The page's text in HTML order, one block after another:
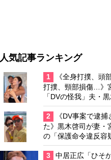
人気記事ランキング
1
《全身打撲、頭
打撲、頸部損傷…》
「DVの怪我」夫・黒
逮捕で始まる「夫婦
2
《DV事案で逮
た》黒木啓司が妻・
の「保護命令違反容
協議は「第二ステー
3
中居正広「ひそ